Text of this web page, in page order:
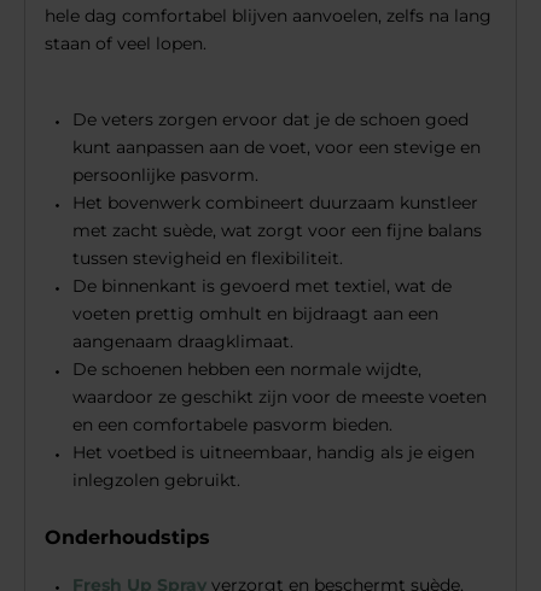
hele dag comfortabel blijven aanvoelen, zelfs na lang
staan of veel lopen.
De veters zorgen ervoor dat je de schoen goed
kunt aanpassen aan de voet, voor een stevige en
persoonlijke pasvorm.
Het bovenwerk combineert duurzaam kunstleer
met zacht suède, wat zorgt voor een fijne balans
tussen stevigheid en flexibiliteit.
De binnenkant is gevoerd met textiel, wat de
voeten prettig omhult en bijdraagt aan een
aangenaam draagklimaat.
De schoenen hebben een normale wijdte,
waardoor ze geschikt zijn voor de meeste voeten
en een comfortabele pasvorm bieden.
Het voetbed is uitneembaar, handig als je eigen
inlegzolen gebruikt.
Onderhoudstips
Fresh Up Spray verzorgt en beschermt suède,